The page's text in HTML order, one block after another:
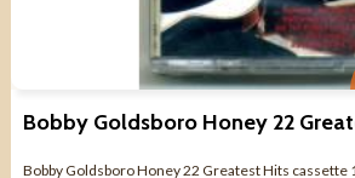
Bobby Goldsboro Honey 22 Greatest Hits cassette